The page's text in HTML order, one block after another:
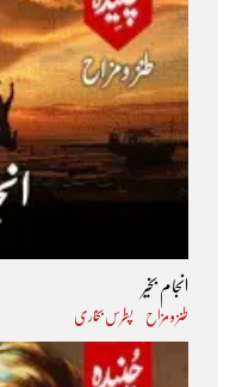
انجام بخیر
طنز و مزاح پطرس بخاری